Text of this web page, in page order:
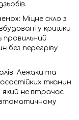
Міцне скло з
у кришки
без перегріву
Лежаки та
тканин
який не втрачає